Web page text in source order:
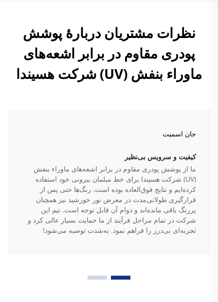
نظرات مشتریان دربارهٔ پوشش
پودری مقاوم در برابر اشعه‌های
ماوراء بنفش (UV) شرکت هسیندا
جان اسمیت
کیفیت و سرویس بی‌نظیر
ما از پوشش پودری مقاوم در برابر اشعه‌های ماوراء بنفش
(UV) شرکت هسیندا برای خط مبلمان بیرونی خود استفاده
کرده‌ایم و نتایج فوق‌العاده بوده است. رنگ‌ها حتی پس از
قرارگیری طولانی‌مدت در معرض نور خورشید نیز همچنان
پررنگ باقی مانده‌اند و دوام آن قابل توجه است. تیم این
شرکت در تمام مراحل فرآیند از ما حمایت بسیار عالی کرد و
تجربه‌ای بی‌درز را فراهم نمود. به‌شدت توصیه می‌شود!